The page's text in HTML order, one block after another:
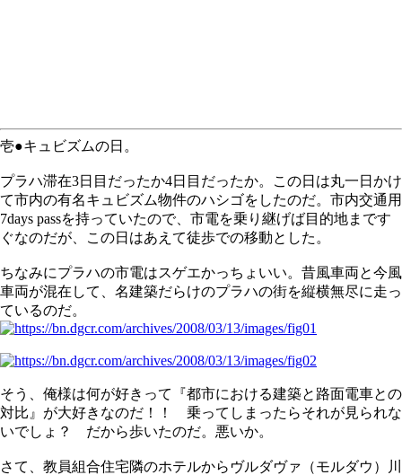
壱●キュビズムの日。
プラハ滞在3日目だったか4日目だったか。この日は丸一日かけ
て市内の有名キュビズム物件のハシゴをしたのだ。市内交通用
7days passを持っていたので、市電を乗り継げば目的地まです
ぐなのだが、この日はあえて徒歩での移動とした。
ちなみにプラハの市電はスゲエかっちょいい。昔風車両と今風
車両が混在して、名建築だらけのプラハの街を縦横無尽に走っ
ているのだ。
そう、俺様は何が好きって『都市における建築と路面電車との
対比』が大好きなのだ！！ 乗ってしまったらそれが見られな
いでしょ？ だから歩いたのだ。悪いか。
さて、教員組合住宅隣のホテルからヴルダヴァ（モルダウ）川